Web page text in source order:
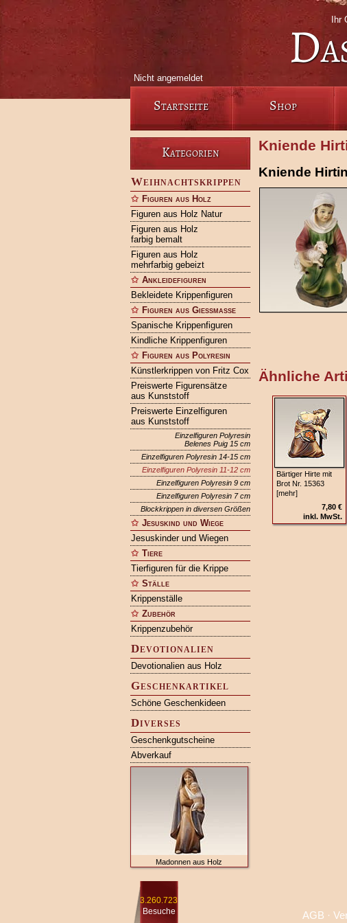
Nicht angemeldet
Startseite Shop
Kategorien
Weihnachtskrippen
Figuren aus Holz
Figuren aus Holz Natur
Figuren aus Holz
farbig bemalt
Figuren aus Holz
mehrfarbig gebeizt
Ankleidefiguren
Bekleidete Krippenfiguren
Figuren aus Gießmasse
Spanische Krippenfiguren
Kindliche Krippenfiguren
Figuren aus Polyresin
Künstlerkrippen von Fritz Cox
Preiswerte Figurensätze
aus Kunststoff
Preiswerte Einzelfiguren
aus Kunststoff
Einzelfiguren Polyresin
Belenes Puig 15 cm
Einzelfiguren Polyresin 14-15 cm
Einzelfiguren Polyresin 11-12 cm
Einzelfiguren Polyresin 9 cm
Einzelfiguren Polyresin 7 cm
Blockkrippen in diversen Größen
Jesuskind und Wiege
Jesuskinder und Wiegen
Tiere
Tierfiguren für die Krippe
Ställe
Krippenställe
Zubehör
Krippenzubehör
Devotionalien
Devotionalien aus Holz
Geschenkartikel
Schöne Geschenkideen
Diverses
Geschenkgutscheine
Abverkauf
Madonnen aus Holz
Kniende
Kniende
Ähnliche
Bärtiger Hirte mit
Brot Nr. 15363
[mehr]
7,80 €
inkl. MwSt.
3.260.723
Besuche
AGB ·